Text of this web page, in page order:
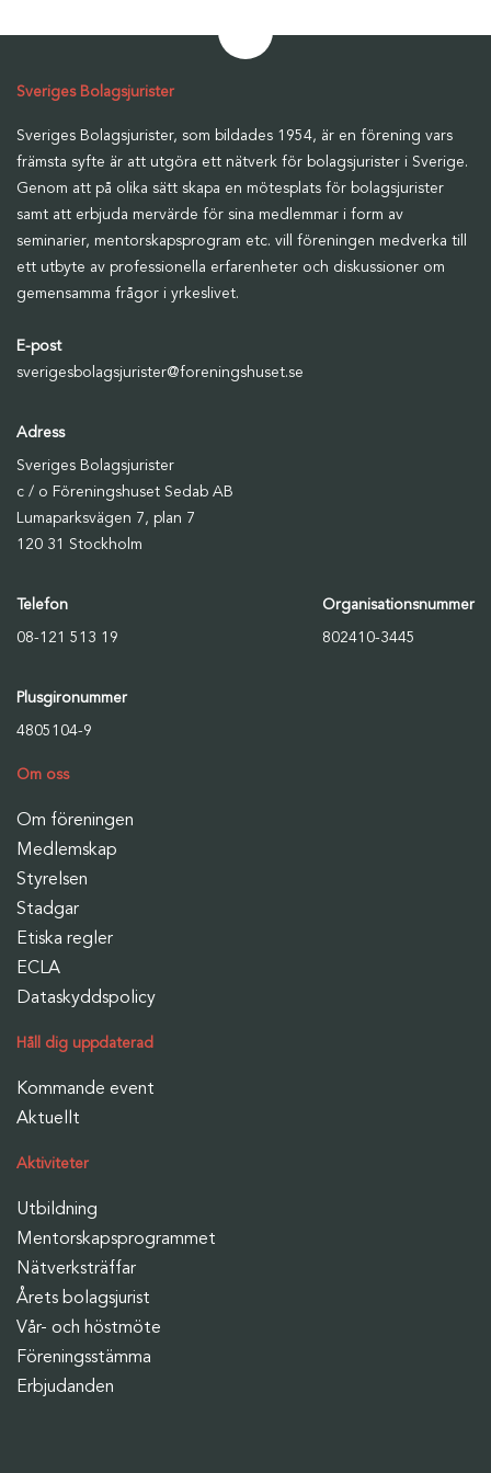
Sveriges Bolagsjurister
Sveriges Bolagsjurister, som bildades 1954, är en förening vars
främsta syfte är att utgöra ett nätverk för bolagsjurister i Sverige.
Genom att på olika sätt skapa en mötesplats för bolagsjurister
samt att erbjuda mervärde för sina medlemmar i form av
seminarier, mentorskapsprogram etc. vill föreningen medverka till
ett utbyte av professionella erfarenheter och diskussioner om
gemensamma frågor i yrkeslivet.
E-post
sverigesbolagsjurister@foreningshuset.se
Adress
Sveriges Bolagsjurister
c / o Föreningshuset Sedab AB
Lumaparksvägen 7, plan 7
120 31 Stockholm
Telefon
08-121 513 19
Organisationsnummer
802410-3445
Plusgironummer
4805104-9
Om oss
Om föreningen
Medlemskap
Styrelsen
Stadgar
Etiska regler
ECLA
Dataskyddspolicy
Håll dig uppdaterad
Kommande event
Aktuellt
Aktiviteter
Utbildning
Mentorskapsprogrammet
Nätverksträffar
Årets bolagsjurist
Vår- och höstmöte
Föreningsstämma
Erbjudanden